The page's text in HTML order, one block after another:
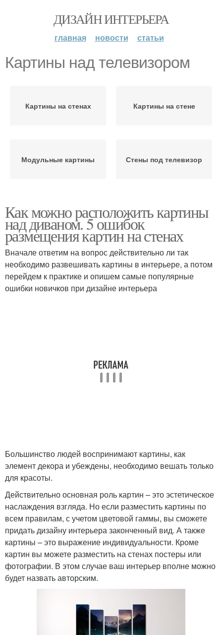
ДИЗАЙН ИНТЕРЬЕРА
главная новости статьи
Картины над телевизором
Картины на стенах Картины на стене
Модульные картины Стены под телевизор
Как можно расположить картины
над диваном. 5 ошибок
размещения картин на стенах
Вначале ответим на вопрос действительно ли так
необходимо развешивать картины в интерьере, а потом
перейдем к практике и опишем самые популярные
ошибки новичков при дизайне интерьера
Большинство людей воспринимают картины, как
элемент декора и убеждены, необходимо вешать только
для красоты.
Действительно основная роль картин – это эстетическое
наслаждения взгляда. Но если разместить картины по
всем правилам, с учетом цветовой гаммы, вы сможете
придать дизайну интерьера законченный вид. А также
картины – это выражение индивидуальности. Кроме
картин вы можете разместить на стенах постеры или
фотографии. В этом случае ваш интерьер вполне можно
будет назвать авторским.